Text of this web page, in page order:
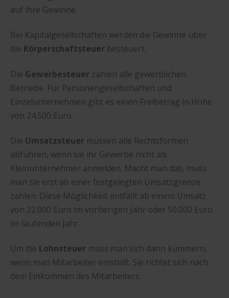
auf ihre Gewinne.
Bei Kapitalgesellschaften werden die Gewinne über
die Körperschaftsteuer besteuert.
Die Gewerbesteuer zahlen alle gewerblichen
Betriebe. Für Personengesellschaften und
Einzelunternehmen gibt es einen Freibetrag in Höhe
von 24.500 Euro.
Die Umsatzsteuer müssen alle Rechtsformen
abführen, wenn sie ihr Gewerbe nicht als
Kleinunternehmer anmelden. Macht man das, muss
man sie erst ab einer festgelegten Umsatzgrenze
zahlen. Diese Möglichkeit entfällt ab einem Umsatz
von 22.000 Euro im vorherigen Jahr oder 50.000 Euro
im laufenden Jahr.
Um die Lohnsteuer muss man sich dann kümmern,
wenn man Mitarbeiter einstellt. Sie richtet sich nach
dem Einkommen des Mitarbeiters.